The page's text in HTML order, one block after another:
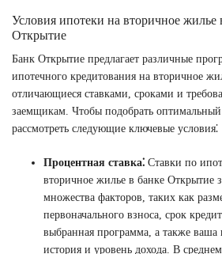
Условия ипотеки на вторичное жилье
Открытие
Банк Открытие предлагает различные
ипотечного кредитования на вторичное
отличающиеся ставками, сроками и
заемщикам. Чтобы подобрать оптимальный
рассмотреть следующие ключевые условия⁚
Процентная ставка⁚ Ставки по
вторичное жилье в банке Открытие
множества факторов, таких как
первоначального взноса, срок
выбранная программа, а также ваша
история и уровень дохода. В